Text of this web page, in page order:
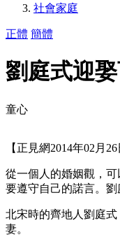
社會家庭
正體 簡體
劉庭式迎
童心
【正見網2014年02月26
從一個人的婚姻觀，
要遵守自己的諾言。
北宋時的齊地人劉庭
妻。